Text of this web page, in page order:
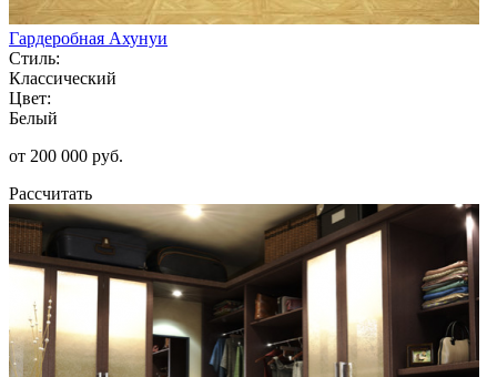
Гардеробная Ахунуи
Стиль:
Классический
Цвет:
Белый
от 200 000 руб.
Рассчитать